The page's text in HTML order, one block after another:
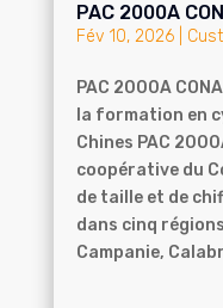
PAC 2000A
Fév 10, 2026|
PAC 2000A
la formation en
Chines PAC
coopérative du
de taille et de
dans cinq
Campanie,